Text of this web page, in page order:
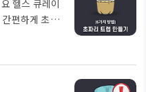
사용하는데
쾌한 냄새가
소를 할 예정
증식하여,
헬스 큐레이
편하게 초파
은 매우 어려
서 도망가는
치를 하는